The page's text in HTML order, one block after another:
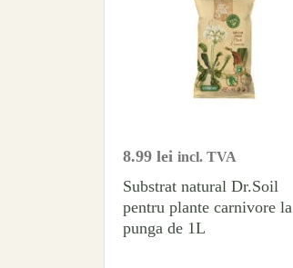
8.99 lei incl. TVA
Substrat natural Dr.Soil
pentru plante carnivore la
punga de 1L